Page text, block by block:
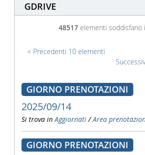
GDRIVE
48517 elementi soddisfano
Precedenti 10 elementi
GIORNO PRENOTAZIONI
2025/09/14
Si trova in Aggiornati /Area
GIORNO PRENOTAZIONI